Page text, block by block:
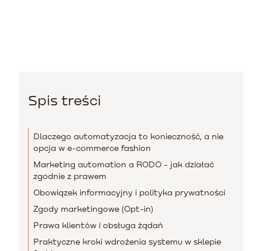
Spis treści
Dlaczego automatyzacja to konieczność, a nie
opcja w e-commerce fashion
Marketing automation a RODO - jak działać
zgodnie z prawem
Obowiązek informacyjny i polityka prywatności
Zgody marketingowe (Opt-in)
Prawa klientów i obsługa żądań
Praktyczne kroki wdrożenia systemu w sklepie